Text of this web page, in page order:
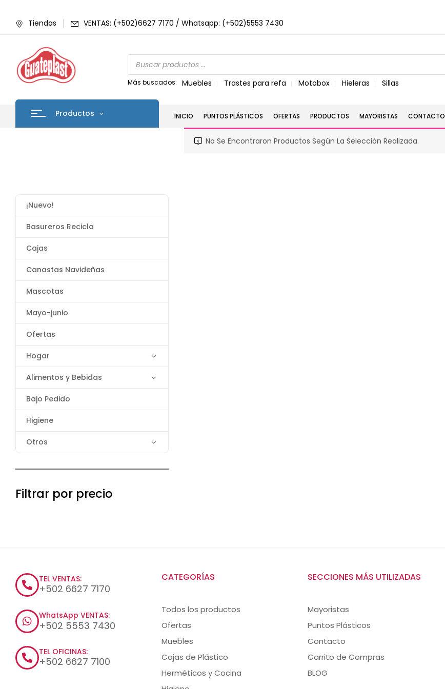
Tiendas VENTAS: (+502)6627 7170 / Whatsapp: (+502)5553 7430
Más buscados: Muebles Trastes para refa Motobox Hieleras Sillas
Productos INICIO PUNTOS PLÁSTICOS OFERTAS PRODUCTOS MAYORISTAS CONTACTO
¡Nuevo!
Basureros Recicla
Cajas
Canastas Navideñas
Mascotas
Mayo-junio
Ofertas
Hogar
Alimentos y Bebidas
Bajo Pedido
Higiene
Otros
Filtrar por precio
No Se Encontraron Productos Según La Selección Realizada.
TEL VENTAS:
+502 6627 7170
WhatsApp VENTAS:
+502 5553 7430
TEL OFICINAS:
+502 6627 7100
CATEGORÍAS
Todos los productos
Ofertas
Muebles
Cajas de Plástico
Herméticos y Cocina
SECCIONES MÁS UTILIZADAS
Mayoristas
Puntos Plásticos
Contacto
Carrito de Compras
BLOG